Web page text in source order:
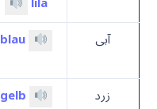
آبی blau
زرد
gelb